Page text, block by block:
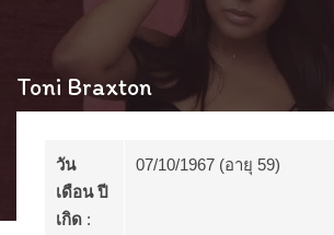
Toni Braxton
วัน
เดือน ปี
เกิด :
07/10/1967 (อายุ 59)